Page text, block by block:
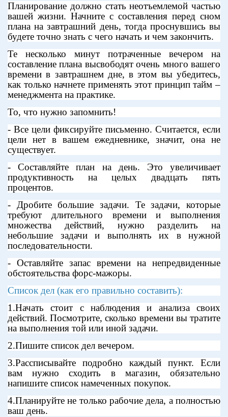
Планирование должно стать неотъемлемой частью
вашей жизни. Начните с составления перед сном
плана на завтрашний день, тогда проснувшись вы
будете точно знать с чего начать и чем закончить.
Те несколько минут потраченные вечером на
составление плана высвободят очень много вашего
времени в завтрашнем дне, в этом вы убедитесь,
как только начнете применять этот принцип тайм –
менеджмента на практике.
То, что нужно запомнить!
- Все цели фиксируйте письменно. Считается, если
цели нет в вашем ежедневнике, значит, она не
существует.
- Составляйте план на день. Это увеличивает
продуктивность на целых двадцать пять
процентов.
- Дробите большие задачи. Те задачи, которые
требуют длительного времени и выполнения
множества действий, нужно разделить на
небольшие задачи и выполнять их в нужной
последовательности.
- Оставляйте запас времени на непредвиденные
обстоятельства форс-мажоры.
Список дел (как его правильно составить):
1.Начать стоит с наблюдения и анализа своих
действий. Посмотрите, сколько времени вы тратите
на выполнения той или иной задачи.
2.Пишите список дел вечером.
3.Рассписывайте подробно каждый пункт. Если
вам нужно сходить в магазин, обязательно
напишите список намеченных покупок.
4.Планируйте не только рабочие дела, а полностью
ваш день.